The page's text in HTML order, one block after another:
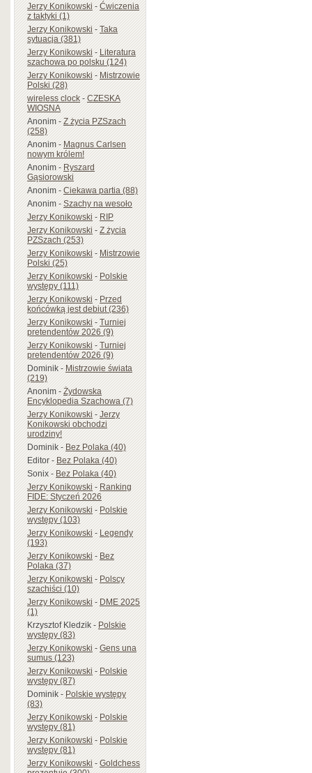
Jerzy Konikowski-Ćwiczenia
z taktyki (1)
Jerzy Konikowski-Taka
sytuacja (381)
Jerzy Konikowski-Literatura
szachowa po polsku (124)
Jerzy Konikowski-Mistrzowie
Polski (28)
wireless clock-CZESKA
WIOSNA
Anonim-Z życia PZSzach
(258)
Anonim-Magnus Carlsen
nowym królem!
Anonim-Ryszard
Gąsiorowski
Anonim-Ciekawa partia (88)
Anonim-Szachy na wesoło
Jerzy Konikowski-RIP
Jerzy Konikowski-Z życia
PZSzach (253)
Jerzy Konikowski-Mistrzowie
Polski (25)
Jerzy Konikowski-Polskie
występy (111)
Jerzy Konikowski-Przed
końcówką jest debiut (236)
Jerzy Konikowski-Turniej
pretendentów 2026 (9)
Jerzy Konikowski-Turniej
pretendentów 2026 (9)
Dominik-Mistrzowie świata
(219)
Anonim-Żydowska
Encyklopedia Szachowa (7)
Jerzy Konikowski-Jerzy
Konikowski obchodzi
urodziny!
Dominik-Bez Polaka (40)
Editor-Bez Polaka (40)
Sonix-Bez Polaka (40)
Jerzy Konikowski-Ranking
FIDE: Styczeń 2026
Jerzy Konikowski-Polskie
występy (103)
Jerzy Konikowski-Legendy
(193)
Jerzy Konikowski-Bez
Polaka (37)
Jerzy Konikowski-Polscy
szachiści (10)
Jerzy Konikowski-DME 2025
(1)
Krzysztof Kledzik-Polskie
występy (83)
Jerzy Konikowski-Gens una
sumus (123)
Jerzy Konikowski-Polskie
występy (87)
Dominik-Polskie występy
(83)
Jerzy Konikowski-Polskie
występy (81)
Jerzy Konikowski-Polskie
występy (81)
Jerzy Konikowski-Goldchess